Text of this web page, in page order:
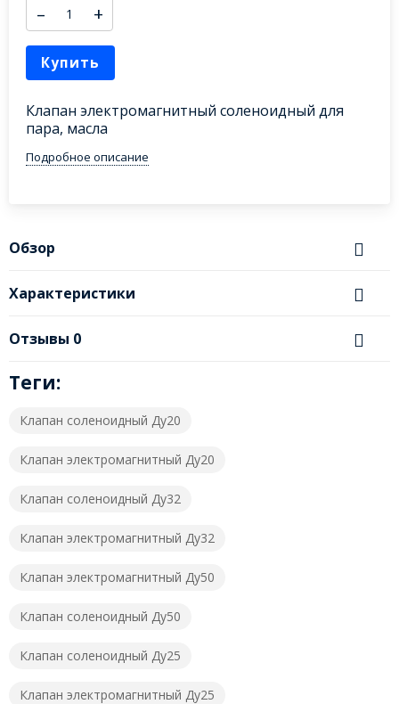
– +
Купить
Клапан электромагнитный соленоидный для
пара, масла
Подробное описание
Обзор
Характеристики
Отзывы 0
Теги:
Клапан соленоидный Ду20
Клапан электромагнитный Ду20
Клапан соленоидный Ду32
Клапан электромагнитный Ду32
Клапан электромагнитный Ду50
Клапан соленоидный Ду50
Клапан соленоидный Ду25
Клапан электромагнитный Ду25